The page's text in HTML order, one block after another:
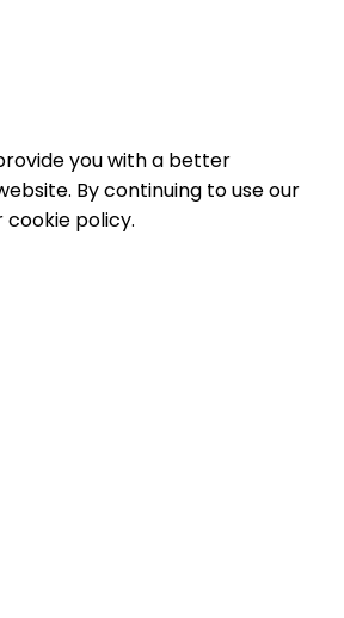
you with a better
By continuing to use our
policy.